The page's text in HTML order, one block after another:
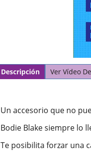
Descripción Ver Vídeo
Un accesorio que no
Bodie Blake siempre lo
Te posibilita forzar una